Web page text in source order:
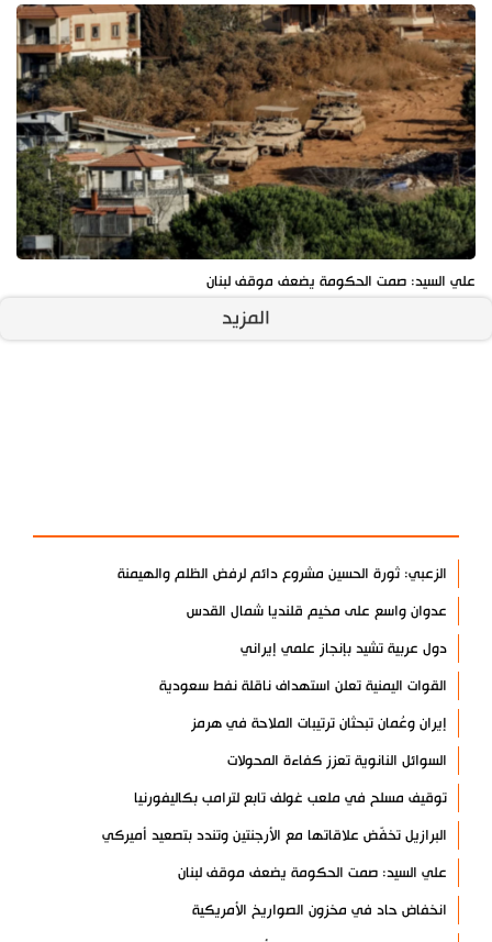
علي السيد: صمت الحكومة يضعف موقف لبنان
المزيد
الزعبي: ثورة الحسين مشروع دائم لرفض الظلم والهيمنة
عدوان واسع على مخيم قلنديا شمال القدس
دول عربية تشيد بإنجاز علمي إيراني
القوات اليمنية تعلن استهداف ناقلة نفط سعودية
إيران وعُمان تبحثان ترتيبات الملاحة في هرمز
السوائل النانوية تعزز كفاءة المحولات
توقيف مسلح في ملعب غولف تابع لترامب بكاليفورنيا
البرازيل تخفّض علاقاتها مع الأرجنتين وتندد بتصعيد أميركي
علي السيد: صمت الحكومة يضعف موقف لبنان
انخفاض حاد في مخزون الصواريخ الأمريكية